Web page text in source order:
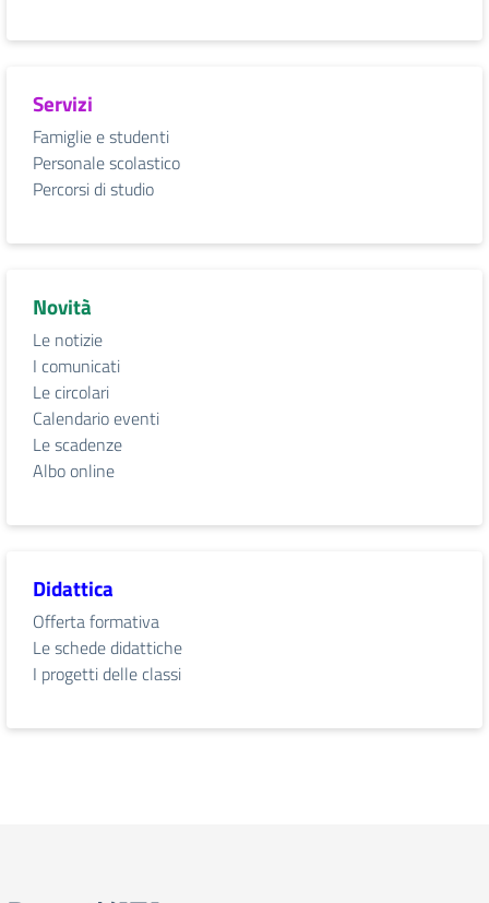
Servizi
Famiglie e studenti
Personale scolastico
Percorsi di studio
Novità
Le notizie
I comunicati
Le circolari
Calendario eventi
Le scadenze
Albo online
Didattica
Offerta formativa
Le schede didattiche
I progetti delle classi